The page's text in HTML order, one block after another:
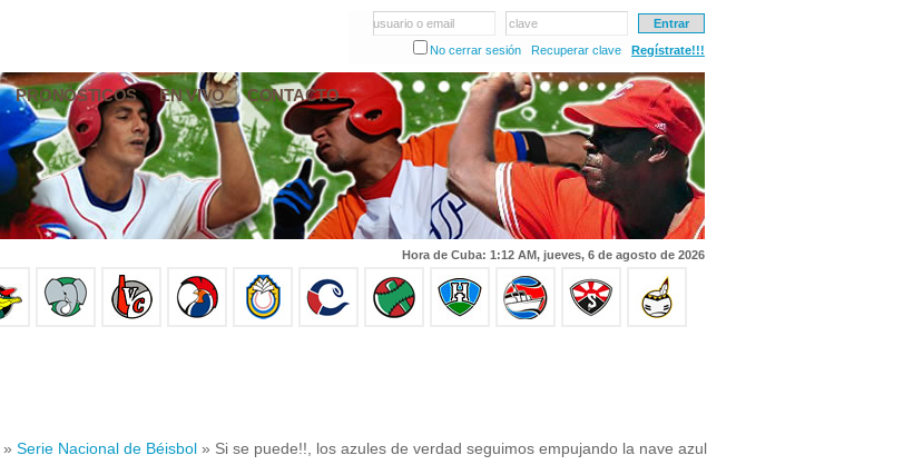
usuario o email
clave
No cerrar sesión
Recuperar clave Regístrate!!!
PRONÓSTICOS EN VIVO CONTACTO
Hora de Cuba: 1:12 AM, jueves, 6 de agosto de 2026
» Serie Nacional de Béisbol » Si se puede!!, los azules de verdad seguimos empujando la nave azul